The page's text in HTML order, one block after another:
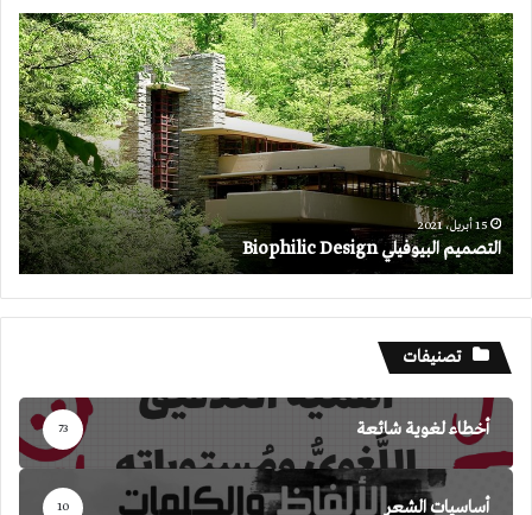
التصميم
البيوفيلي
Biophilic
Design
15 أبريل، 2021
التصميم البيوفيلي Biophilic Design
تصنيفات
أخطاء لغوية شائعة 73
أساسيات الشعر 10